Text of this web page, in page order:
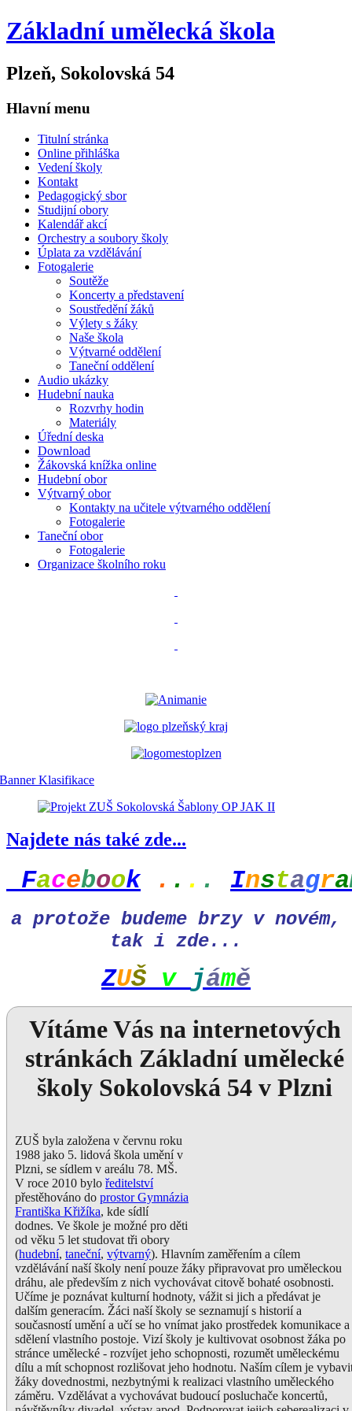
Základní umělecká škola
Plzeň, Sokolovská 54
Hlavní menu
Titulní stránka
Online přihláška
Vedení školy
Kontakt
Pedagogický sbor
Studijní obory
Kalendář akcí
Orchestry a soubory školy
Úplata za vzdělávání
Fotogalerie
Soutěže
Koncerty a představení
Soustředění žáků
Výlety s žáky
Naše škola
Výtvarné oddělení
Taneční oddělení
Audio ukázky
Hudební nauka
Rozvrhy hodin
Materiály
Úřední deska
Download
Žákovská knížka online
Hudební obor
Výtvarný obor
Kontakty na učitele výtvarného oddělení
Fotogalerie
Taneční obor
Fotogalerie
Organizace školního roku
Najdete nás také zde...
Facebook . . . . Instagra
a protože budeme brzy v novém,
tak i zde...
ZUŠ v jámě
Vítáme Vás na internetových
stránkách Základní umělecké
školy Sokolovská 54 v Plzni
ZUŠ byla založena v červnu roku
1988 jako 5. lidová škola umění v
Plzni, se sídlem v areálu 78. MŠ.
V roce 2010 bylo ředitelství
přestěhováno do prostor Gymnázia
Františka Křižíka, kde sídlí
dodnes. Ve škole je možné pro děti
od věku 5 let studovat tři obory
(hudební, taneční, výtvarný). Hlavním zaměřením a cílem
vzdělávání naší školy není pouze žáky připravovat pro uměleckou
dráhu, ale především z nich vychovávat citově bohaté osobnosti.
Učíme je poznávat kulturní hodnoty, vážit si jich a předávat je
dalším generacím. Žáci naší školy se seznamují s historií a
současností umění a učí se ho vnímat jako prostředek komunikace a
sdělení vlastního postoje. Vizí školy je kultivovat osobnost žáka po
stránce umělecké - rozvíjet jeho schopnosti, rozumět uměleckému
dílu a mít schopnost rozlišovat jeho hodnotu. Naším cílem je
žáky dovednostmi, nezbytnými k realizaci vlastního uměleckého
záměru. Vzdělávat a vychovávat budoucí posluchače koncertů,